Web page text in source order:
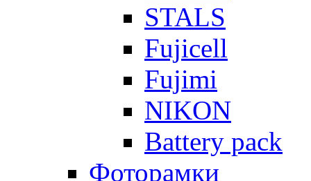
STALS
Fujicell
Fujimi
NIKON
Battery pack
Фоторамки